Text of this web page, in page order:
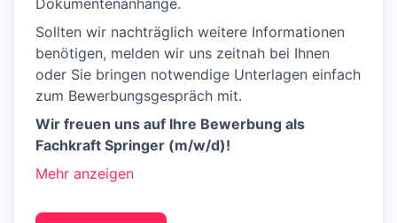
Dokumentenanhänge.
Sollten wir nachträglich weitere Informationen
benötigen, melden wir uns zeitnah bei Ihnen
oder Sie bringen notwendige Unterlagen einfach
zum Bewerbungsgespräch mit.
Wir freuen uns auf Ihre Bewerbung als
Fachkraft Springer (m/w/d)!
Mehr anzeigen